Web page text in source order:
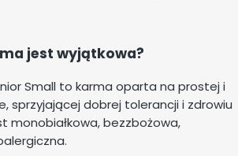
jest wyjątkowa?
Small to karma oparta na prostej i
sprzyjającej dobrej tolerancji i zdrowiu
monobiałkowa, bezzbożowa,